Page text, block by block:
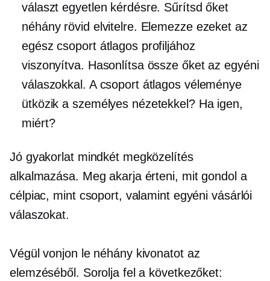
választ egyetlen kérdésre. Sűrítsd őket
néhány rövid elvitelre. Elemezze ezeket az
egész csoport átlagos profiljához
viszonyítva. Hasonlítsa össze őket az egyéni
válaszokkal. A csoport átlagos véleménye
ütközik a személyes nézetekkel? Ha igen,
miért?
Jó gyakorlat mindkét megközelítés
alkalmazása. Meg akarja érteni, mit gondol a
célpiac, mint csoport, valamint egyéni vásárlói
válaszokat.
Végül vonjon le néhány kivonatot az
elemzéséből. Sorolja fel a következőket: